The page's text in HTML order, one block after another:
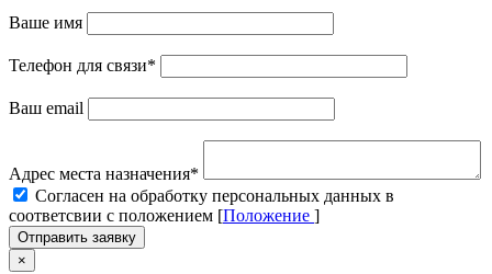
Ваше имя
Телефон для связи*
Ваш email
Адрес места назначения*
Cогласен на обработку персональных данных в
соответсвии с положением [Положение ]
Отправить заявку
×